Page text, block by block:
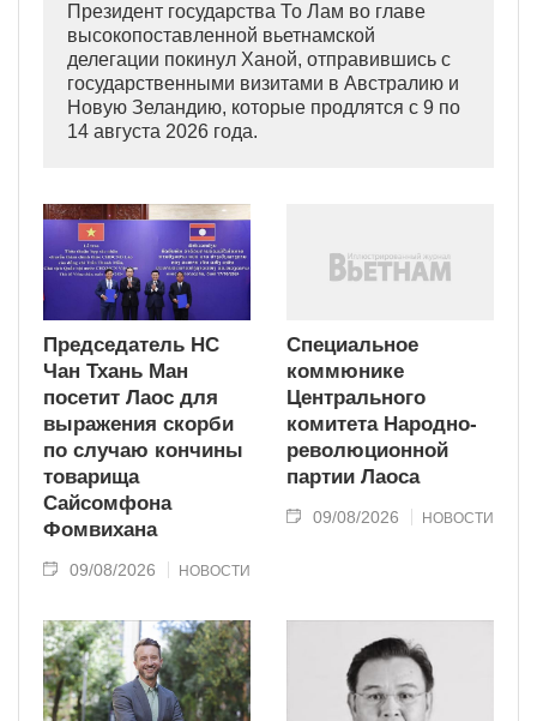
Президент государства То Лам во главе
высокопоставленной вьетнамской
делегации покинул Ханой, отправившись с
государственными визитами в Австралию и
Новую Зеландию, которые продлятся с 9 по
14 августа 2026 года.
Председатель НС
Чан Тхань Ман
посетит Лаос для
выражения скорби
по случаю кончины
товарища
Сайсомфона
Фомвихана
09/08/2026 НОВОСТИ
Специальное
коммюнике
Центрального
комитета Народно-
революционной
партии Лаоса
09/08/2026 НОВОСТИ